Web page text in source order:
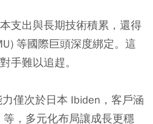
支出與長期技術積累，還得
等國際巨頭深度綁定。這
手難以追趕。
僅次於日本 Ibiden，客戶涵
等，多元化布局讓成長更穩